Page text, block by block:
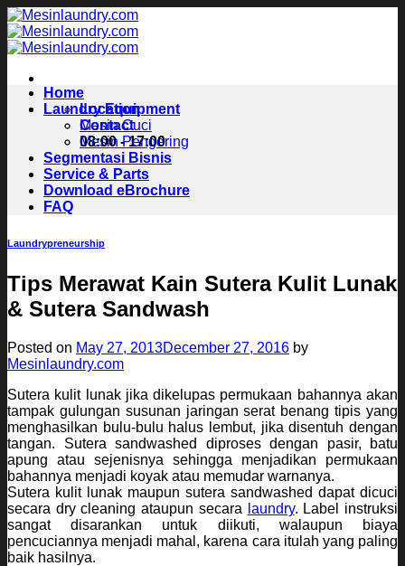
Skip
to
content
Location
Contact
08:00 - 17:00
Home
Laundry Equipment
Mesin Cuci
Mesin Pengering
Segmentasi Bisnis
Service & Parts
Download eBrochure
FAQ
Laundrypreneurship
Tips Merawat Kain Sutera Kulit Lunak
& Sutera Sandwash
Posted on May 27, 2013December 27, 2016 by
Mesinlaundry.com
Sutera kulit lunak jika dikelupas permukaan bahannya akan
tampak gulungan susunan jaringan serat benang tipis yang
menghasilkan bulu-bulu halus lembut, jika disentuh dengan
tangan. Sutera sandwashed diproses dengan pasir, batu
apung atau sejenisnya sehingga menjadikan permukaan
bahannya menjadi koyak atau memudar warnanya.
Sutera kulit lunak maupun sutera sandwashed dapat dicuci
secara dry cleaning ataupun secara
laundry. Label instruksi
sangat disarankan untuk diikuti, walaupun biaya
pencuciannya menjadi mahal, karena cara itulah yang paling
baik hasilnya.